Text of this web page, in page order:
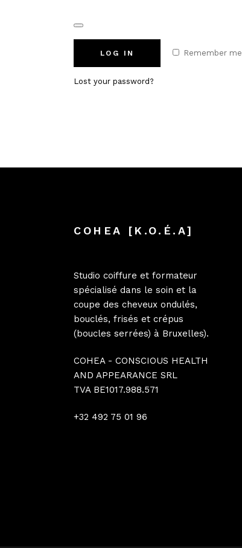
Remember me
LOG IN
Lost your password?
COHEA [K.O.É.A]
Studio coiffure et formateur
spécialisé dans le soin et la
coupe des cheveux ondulés,
bouclés, frisés et crépus
(boucles serrées) à Bruxelles).
COHEA - CONSCIOUS HEALTH
AND APPEARANCE SRL
TVA BE1017.988.571
+32 492 75 01 96